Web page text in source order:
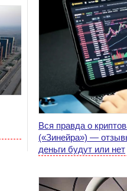
Вся правда о
(«Зинейра») —
деньги будут или нет